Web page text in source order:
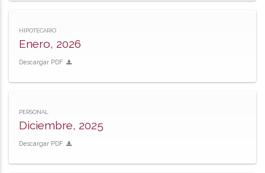
HIPOTECARIO
Enero, 2026
Descargar PDF
PERSONAL
Diciembre, 2025
Descargar PDF